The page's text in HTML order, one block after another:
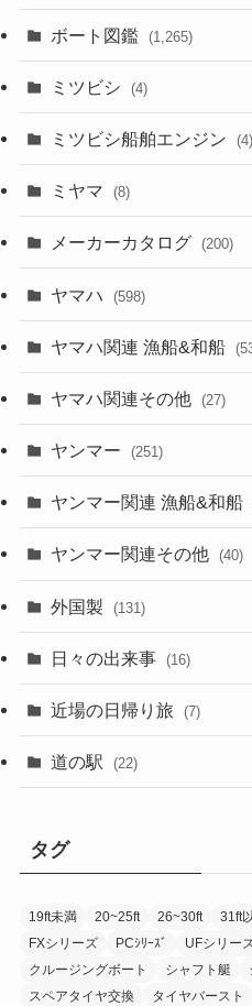
ボート図鑑 (1,265)
ミツビシ (4)
ミツビシ船舶エンジン (4)
ミヤマ (8)
メーカーカタログ (200)
ヤマハ (598)
ヤマハ関連 漁船&和船
ヤマハ関連その他 (27)
ヤンマー (251)
ヤンマー関連 漁船&和船
ヤンマー関連その他 (40)
外国製 (131)
日々の出来事 (16)
近場の日帰り旅 (7)
道の駅 (22)
タグ
19ft未満 20~25ft 26~30ft 31ft
FXシリーズ
PCｼﾘｰｽﾞ UFシリー
クルージングボート
シャフト艇
スペアタイヤ交換
タイヤバースト